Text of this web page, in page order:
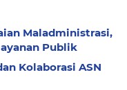
Maladministrasi,
Publik
Kolaborasi ASN